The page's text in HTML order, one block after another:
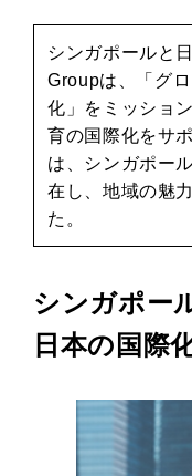
シンガポールと
Groupは、「グ
化」をミッショ
育の国際化をサ
は、シンガポー
在し、地域の魅
た。
シンガポー
日本の国際